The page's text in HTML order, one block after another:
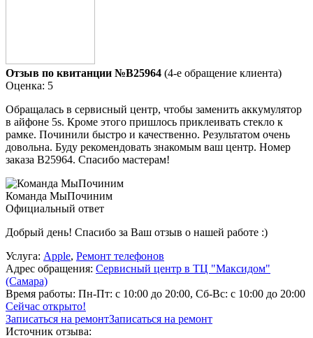
Отзыв по квитанции №B25964 (4-е обращение клиента)
Оценка: 5
Обращалась в сервисный центр, чтобы заменить аккумулятор
в айфоне 5s. Кроме этого пришлось приклеивать стекло к
рамке. Починили быстро и качественно. Результатом очень
довольна. Буду рекомендовать знакомым ваш центр. Номер
заказа В25964. Спасибо мастерам!
Команда МыПочиним
Официальный ответ
Добрый день! Спасибо за Ваш отзыв о нашей работе :)
Услуга: Apple, Ремонт телефонов
Адрес обращения: Сервисный центр в ТЦ "Максидом"
(Самара)
Время работы: Пн-Пт: с 10:00 до 20:00, Сб-Вс: с 10:00 до 20:00
Сейчас открыто!
Записаться на ремонтЗаписаться на ремонт
Источник отзыва: